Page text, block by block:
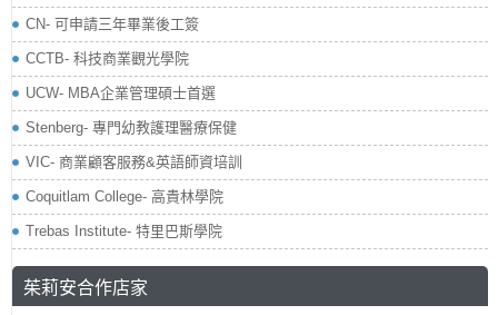
CN- 可申請三年畢業後工簽
CCTB- 科技商業觀光學院
UCW- MBA企業管理碩士首選
Stenberg- 專門幼教護理醫療保健
VIC- 商業顧客服務&英語師資培訓
Coquitlam College- 高貴林學院
Trebas Institute- 特里巴斯學院
茱莉安合作店家